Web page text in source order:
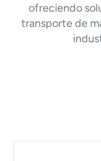
ofreciendo
transporte de